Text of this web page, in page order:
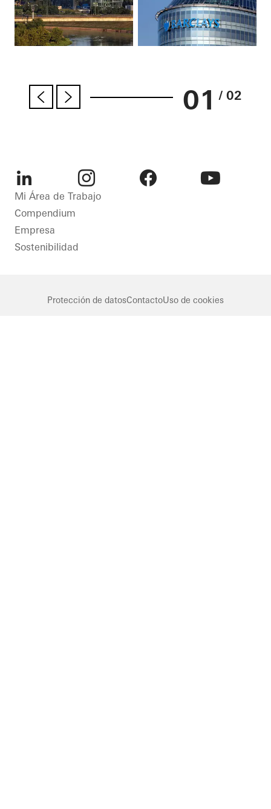
01 / 02
LinkedIn Instagram
Mi Área de Trabajo
Compendium
Empresa
Sostenibilidad
Protección de datosContactoUso de cookies